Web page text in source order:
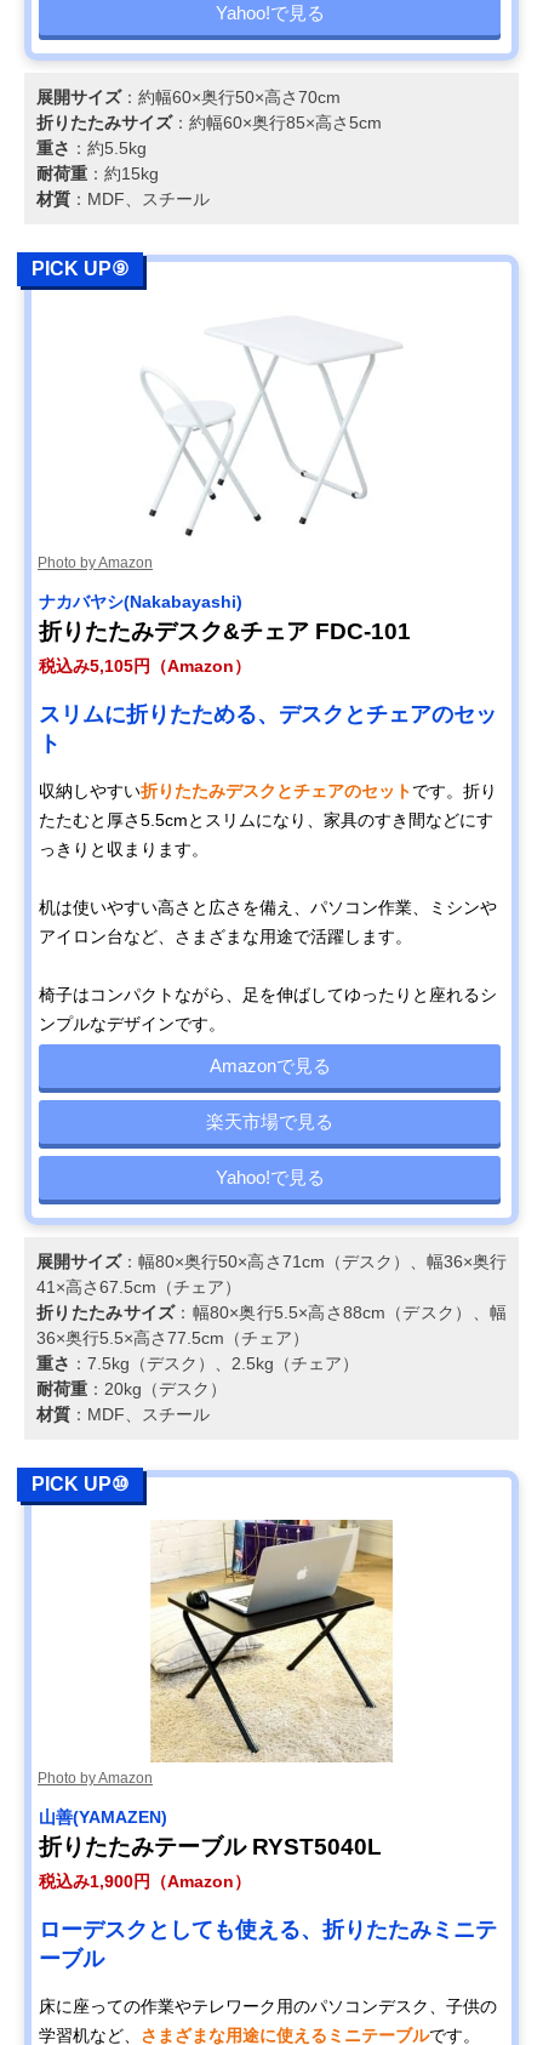
Yahoo!で見る
展開サイズ：約幅60×奥行50×高さ70cm
折りたたみサイズ：約幅60×奥行85×高さ5cm
重さ ：約5.5kg
耐荷重 ：約15kg
材質 ：MDF、スチール
PICK UP⑨
Photo by Amazon
ナカバヤシ(Nakabayashi)
折りたたみデスク&チェア FDC-101
税込み5,105円（Amazon）
スリムに折りたためる、デスクとチェアのセッ
ト
収納しやすい折りたたみデスクとチェアのセットです。折り
たたむと厚さ5.5cmとスリムになり、家具のすき間などにす
っきりと収まります。
机は使いやすい高さと広さを備え、パソコン作業、ミシンや
アイロン台など、さまざまな用途で活躍します。
椅子はコンパクトながら、足を伸ばしてゆったりと座れるシ
ンプルなデザインです。
Amazonで見る
楽天市場で見る
Yahoo!で見る
展開サイズ：幅80×奥行50×高さ71cm（デスク）、幅36×奥行
41×高さ67.5cm（チェア）
折りたたみサイズ：幅80×奥行5.5×高さ88cm（デスク）、幅
36×奥行5.5×高さ77.5cm（チェア）
重さ ：7.5kg（デスク）、2.5kg（チェア）
耐荷重 ：20kg（デスク）
材質 ：MDF、スチール
PICK UP⑩
Photo by Amazon
山善(YAMAZEN)
折りたたみテーブル RYST5040L
税込み1,900円（Amazon）
ローデスクとしても使える、折りたたみミニテ
ーブル
床に座っての作業やテレワーク用のパソコンデスク、子供の
学習机など、 さまざまな用途に使えるミニテーブルです。